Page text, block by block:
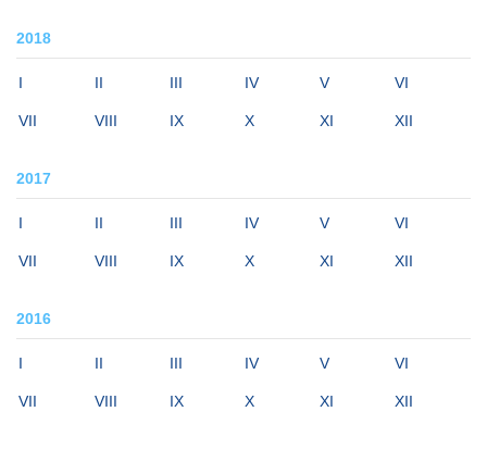
2018
I II III IV V VI
VII VIII IX X XI XII
2017
I II III IV V VI
VII VIII IX X XI XII
2016
I II III IV V VI
VII VIII IX X XI XII